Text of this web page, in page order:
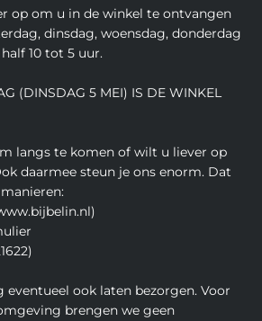
op om u in de winkel te ontvangen
dinsdag, woensdag, donderdag
10 tot 5 uur.
(DINSDAG 5 MEI) IS DE WINKEL
langs te komen of wilt u liever op
daarmee steun je ons enorm. Dat
eventueel ook laten bezorgen. Voor
brengen we geen